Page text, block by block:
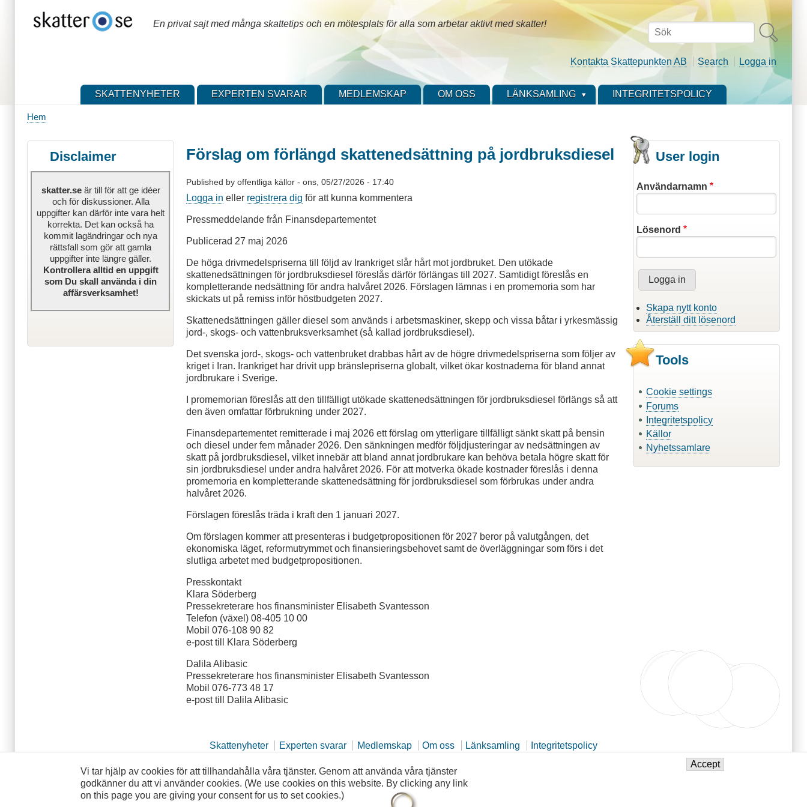
huvudinnehåll
Sök
Kontakta Skattepunkten AB Search Logga in
En privat sajt med många skattetips och en mötesplats för alla som arbetar aktivt med skatter!
SKATTENYHETER EXPERTEN SVARAR MEDLEMSKAP OM OSS LÄNKSAMLING INTEGRITETSPOLICY
Hem
Disclaimer
skatter.seär till för att ge idéer
och för diskussioner. Alla
uppgifter kan därför inte vara helt
korrekta. Det kan också ha
kommit lagändringar och nya
rättsfall som gör att gamla
uppgifter inte längre gäller.
Kontrollera alltid en uppgift
som Du skall använda i din
affärsverksamhet!
Förslag om förlängd skattenedsättning på jordbruksdiesel
Published byoffentliga källor -ons, 05/27/2026 - 17:40
Logga in eller registrera dig för att kunna kommentera
Pressmeddelande från Finansdepartementet
Publicerad 27 maj 2026
De höga drivmedelspriserna till följd av Irankriget slår hårt mot jordbruket. Den utökade
skattenedsättningen för jordbruksdiesel föreslås därför förlängas till 2027. Samtidigt föreslås en
kompletterande nedsättning för andra halvåret 2026. Förslagen lämnas i en promemoria som har
skickats ut på remiss inför höstbudgeten 2027.
Skattenedsättningen gäller diesel som används i arbetsmaskiner, skepp och vissa båtar i yrkesmässig
jord-, skogs- och vattenbruks­verksamhet (så kallad jordbruksdiesel).
Det svenska jord-, skogs- och vattenbruket drabbas hårt av de högre drivmedelspriserna som följer av
kriget i Iran. Irankriget har drivit upp bränslepriserna globalt, vilket ökar kostnaderna för bland annat
jordbrukare i Sverige.
I promemorian föreslås att den tillfälligt utökade skattenedsättningen för jordbruksdiesel förlängs så att
den även omfattar förbrukning under 2027.
Finansdepartementet remitterade i maj 2026 ett förslag om ytterligare tillfälligt sänkt skatt på bensin
och diesel under fem månader 2026. Den sänkningen medför följdjusteringar av nedsättningen av
skatt på jordbruks­diesel, vilket innebär att bland annat jordbrukare kan behöva betala högre skatt för
sin jordbruksdiesel under andra halvåret 2026. För att mot­verka ökade kostnader föreslås i denna
promemoria en kompletterande skattenedsättning för jordbruksdiesel som förbrukas under andra
halvåret 2026.
Förslagen föreslås träda i kraft den 1 januari 2027.
Om förslagen kommer att presenteras i budgetpropositionen för 2027 beror på valutgången, det
ekonomiska läget, reformutrymmet och finansieringsbehovet samt de överläggningar som förs i det
slutliga arbetet med budgetpropositionen.
Presskontakt
Klara Söderberg
Pressekreterare hos finansminister Elisabeth Svantesson
Telefon (växel) 08-405 10 00
Mobil 076-108 90 82
e-post till Klara Söderberg
Dalila Alibasic
Pressekreterare hos finansminister Elisabeth Svantesson
Mobil 076-773 48 17
e-post till Dalila Alibasic
User login
Användarnamn
Lösenord
Skapa nytt konto
Återställ ditt lösenord
Tools
Cookie settings
Forums
Integritetspolicy
Källor
Nyhetssamlare
Skattenyheter Experten svarar Medlemskap Om oss Länksamling Integritetspolicy
Vi tar hjälp av cookies för att tillhandahålla våra tjänster. Genom att använda våra tjänster
godkänner du att vi använder cookies. (We use cookies on this website. By clicking any link
on this page you are giving your consent for us to set cookies.)
Accept